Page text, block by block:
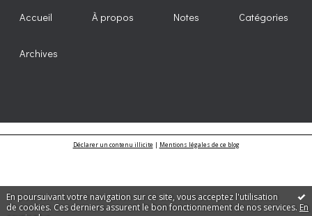
En poursuivant votre navigation sur ce site, vous acceptez l'utilisation
de cookies. Ces derniers assurent le bon fonctionnement de nos services. En
Accueil À propos Notes Catégories
Archives
Déclarer un contenu illicite| Mentions légales de ce blog